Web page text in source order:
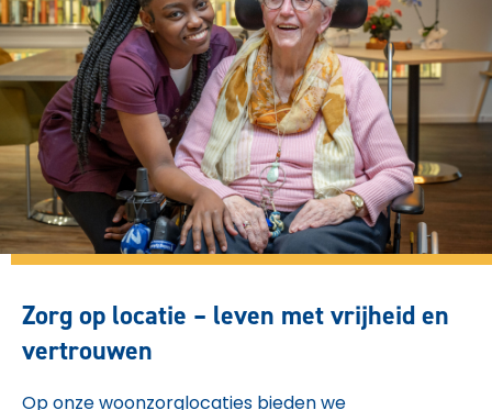
Zorg op locatie – leven met vrijheid en
vertrouwen
Op onze woonzorglocaties bieden we